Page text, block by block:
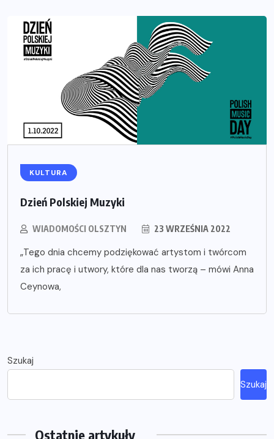
KULTURA
Dzień Polskiej Muzyki
WIADOMOŚCI OLSZTYN 23 WRZEŚNIA 2022
„Tego dnia chcemy podziękować artystom i twórcom
za ich pracę i utwory, które dla nas tworzą – mówi Anna
Ceynowa,
Szukaj
Szukaj
Ostatnie artykuły